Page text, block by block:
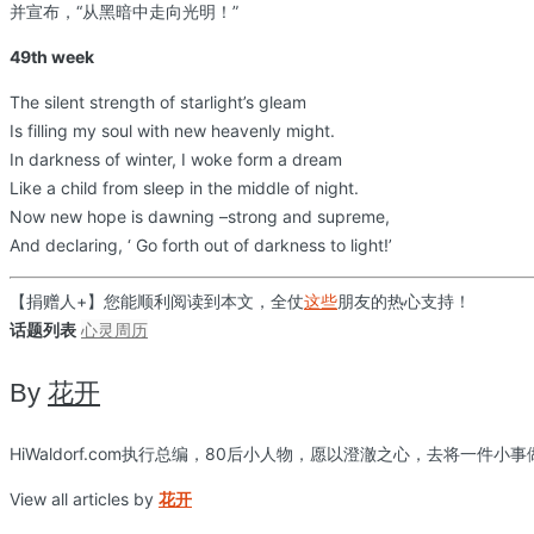
并宣布，“从黑暗中走向光明！”
49th week
The silent strength of starlight’s gleam
Is filling my soul with new heavenly might.
In darkness of winter, I woke form a dream
Like a child from sleep in the middle of night.
Now new hope is dawning –strong and supreme,
And declaring, ‘ Go forth out of darkness to light!’
【捐赠人+】您能顺利阅读到本文，全仗这些朋友的热心支持！
话题列表 心灵周历
By 花开
HiWaldorf.com执行总编，80后小人物，愿以澄澈之心，去将一件小事
View all articles by 花开